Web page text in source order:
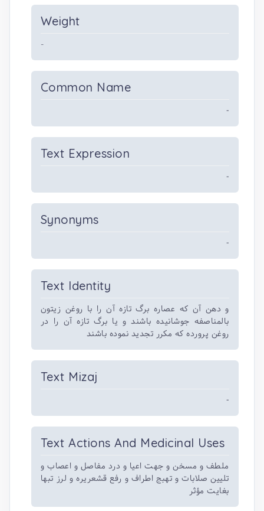
Weight
-
Common Name
-
Text Expression
-
Synonyms
-
Text Identity
و دهن آن که عصاره برگ تازه آن را با روغن زیتون
بالمناصفه جوشانیده باشند و یا برگ تازه آن را در
روغن پرورده که مکرر تجدید نموده باشند
Text Mizaj
-
Text Actions And Medicinal Uses
ملطف و مسخن و جهت اعیا و درد مفاصل و اعصاب و
تلیین صلابات و تهبج اطراف و رفع قشعریره و لرز تبها
بغایت مؤثر